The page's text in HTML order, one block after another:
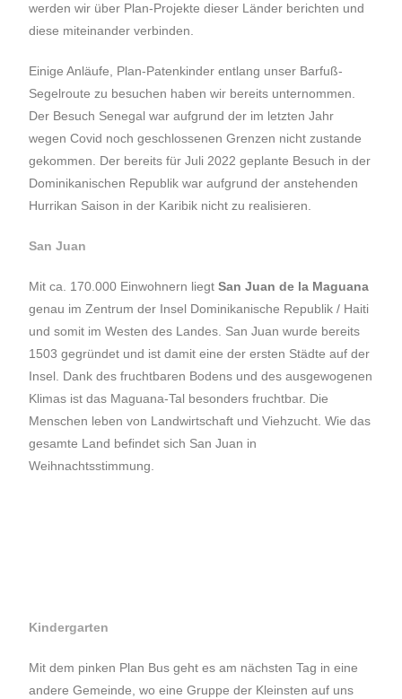
werden wir über Plan-Projekte dieser Länder berichten und
diese miteinander verbinden.
Einige Anläufe, Plan-Patenkinder entlang unser Barfuß-
Segelroute zu besuchen haben wir bereits unternommen.
Der Besuch Senegal war aufgrund der im letzten Jahr
wegen Covid noch geschlossenen Grenzen nicht zustande
gekommen. Der bereits für Juli 2022 geplante Besuch in der
Dominikanischen Republik war aufgrund der anstehenden
Hurrikan Saison in der Karibik nicht zu realisieren.
San Juan
Mit ca. 170.000 Einwohnern liegt San Juan de la Maguana
genau im Zentrum der Insel Dominikanische Republik / Haiti
und somit im Westen des Landes. San Juan wurde bereits
1503 gegründet und ist damit eine der ersten Städte auf der
Insel. Dank des fruchtbaren Bodens und des ausgewogenen
Klimas ist das Maguana-Tal besonders fruchtbar. Die
Menschen leben von Landwirtschaft und Viehzucht. Wie das
gesamte Land befindet sich San Juan in
Weihnachtsstimmung.
Kindergarten
Mit dem pinken Plan Bus geht es am nächsten Tag in eine
andere Gemeinde, wo eine Gruppe der Kleinsten auf uns